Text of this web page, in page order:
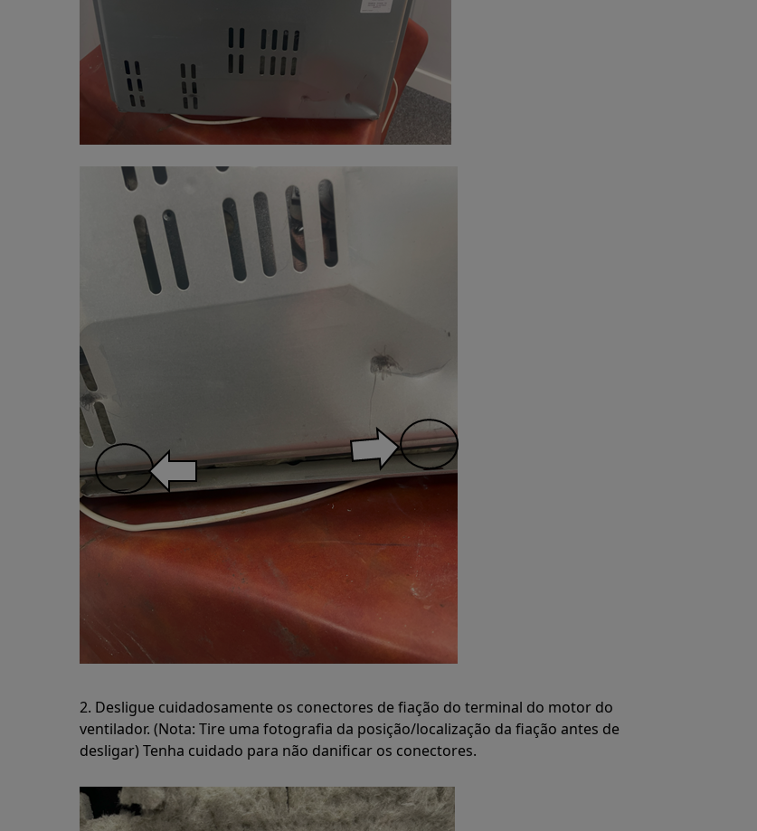
2. Desligue cuidadosamente os conectores de fiação do terminal do motor do
ventilador. (Nota: Tire uma fotografia da posição/localização da fiação antes de
desligar) Tenha cuidado para não danificar os conectores.